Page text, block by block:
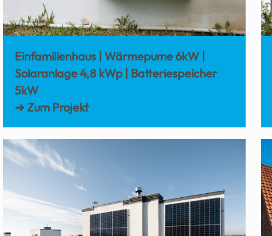
Einfamilienhaus | Wärmepume 6kW |
Solaranlage 4,8 kWp | Batteriespeicher
5kW
➜ Zum Projekt